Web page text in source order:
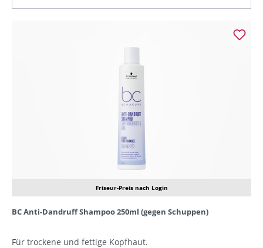
Friseur-Preis nach Login
BC Anti-Dandruff Shampoo 250ml (gegen Schuppen)
Für trockene und fettige Kopfhaut.